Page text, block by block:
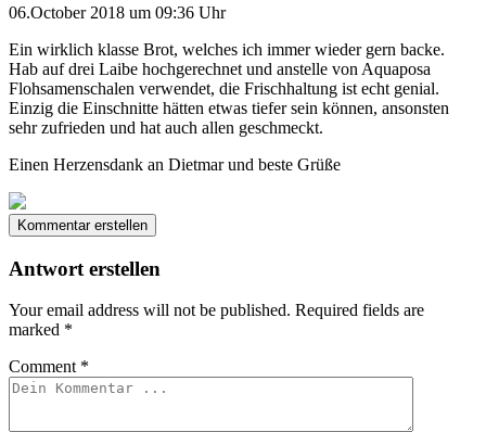
06.October 2018 um 09:36 Uhr
Ein wirklich klasse Brot, welches ich immer wieder gern backe.
Hab auf drei Laibe hochgerechnet und anstelle von Aquaposa
Flohsamenschalen verwendet, die Frischhaltung ist echt genial.
Einzig die Einschnitte hätten etwas tiefer sein können, ansonsten
sehr zufrieden und hat auch allen geschmeckt.
Einen Herzensdank an Dietmar und beste Grüße
Kommentar erstellen
Antwort erstellen
Your email address will not be published. Required fields are
marked *
Comment *